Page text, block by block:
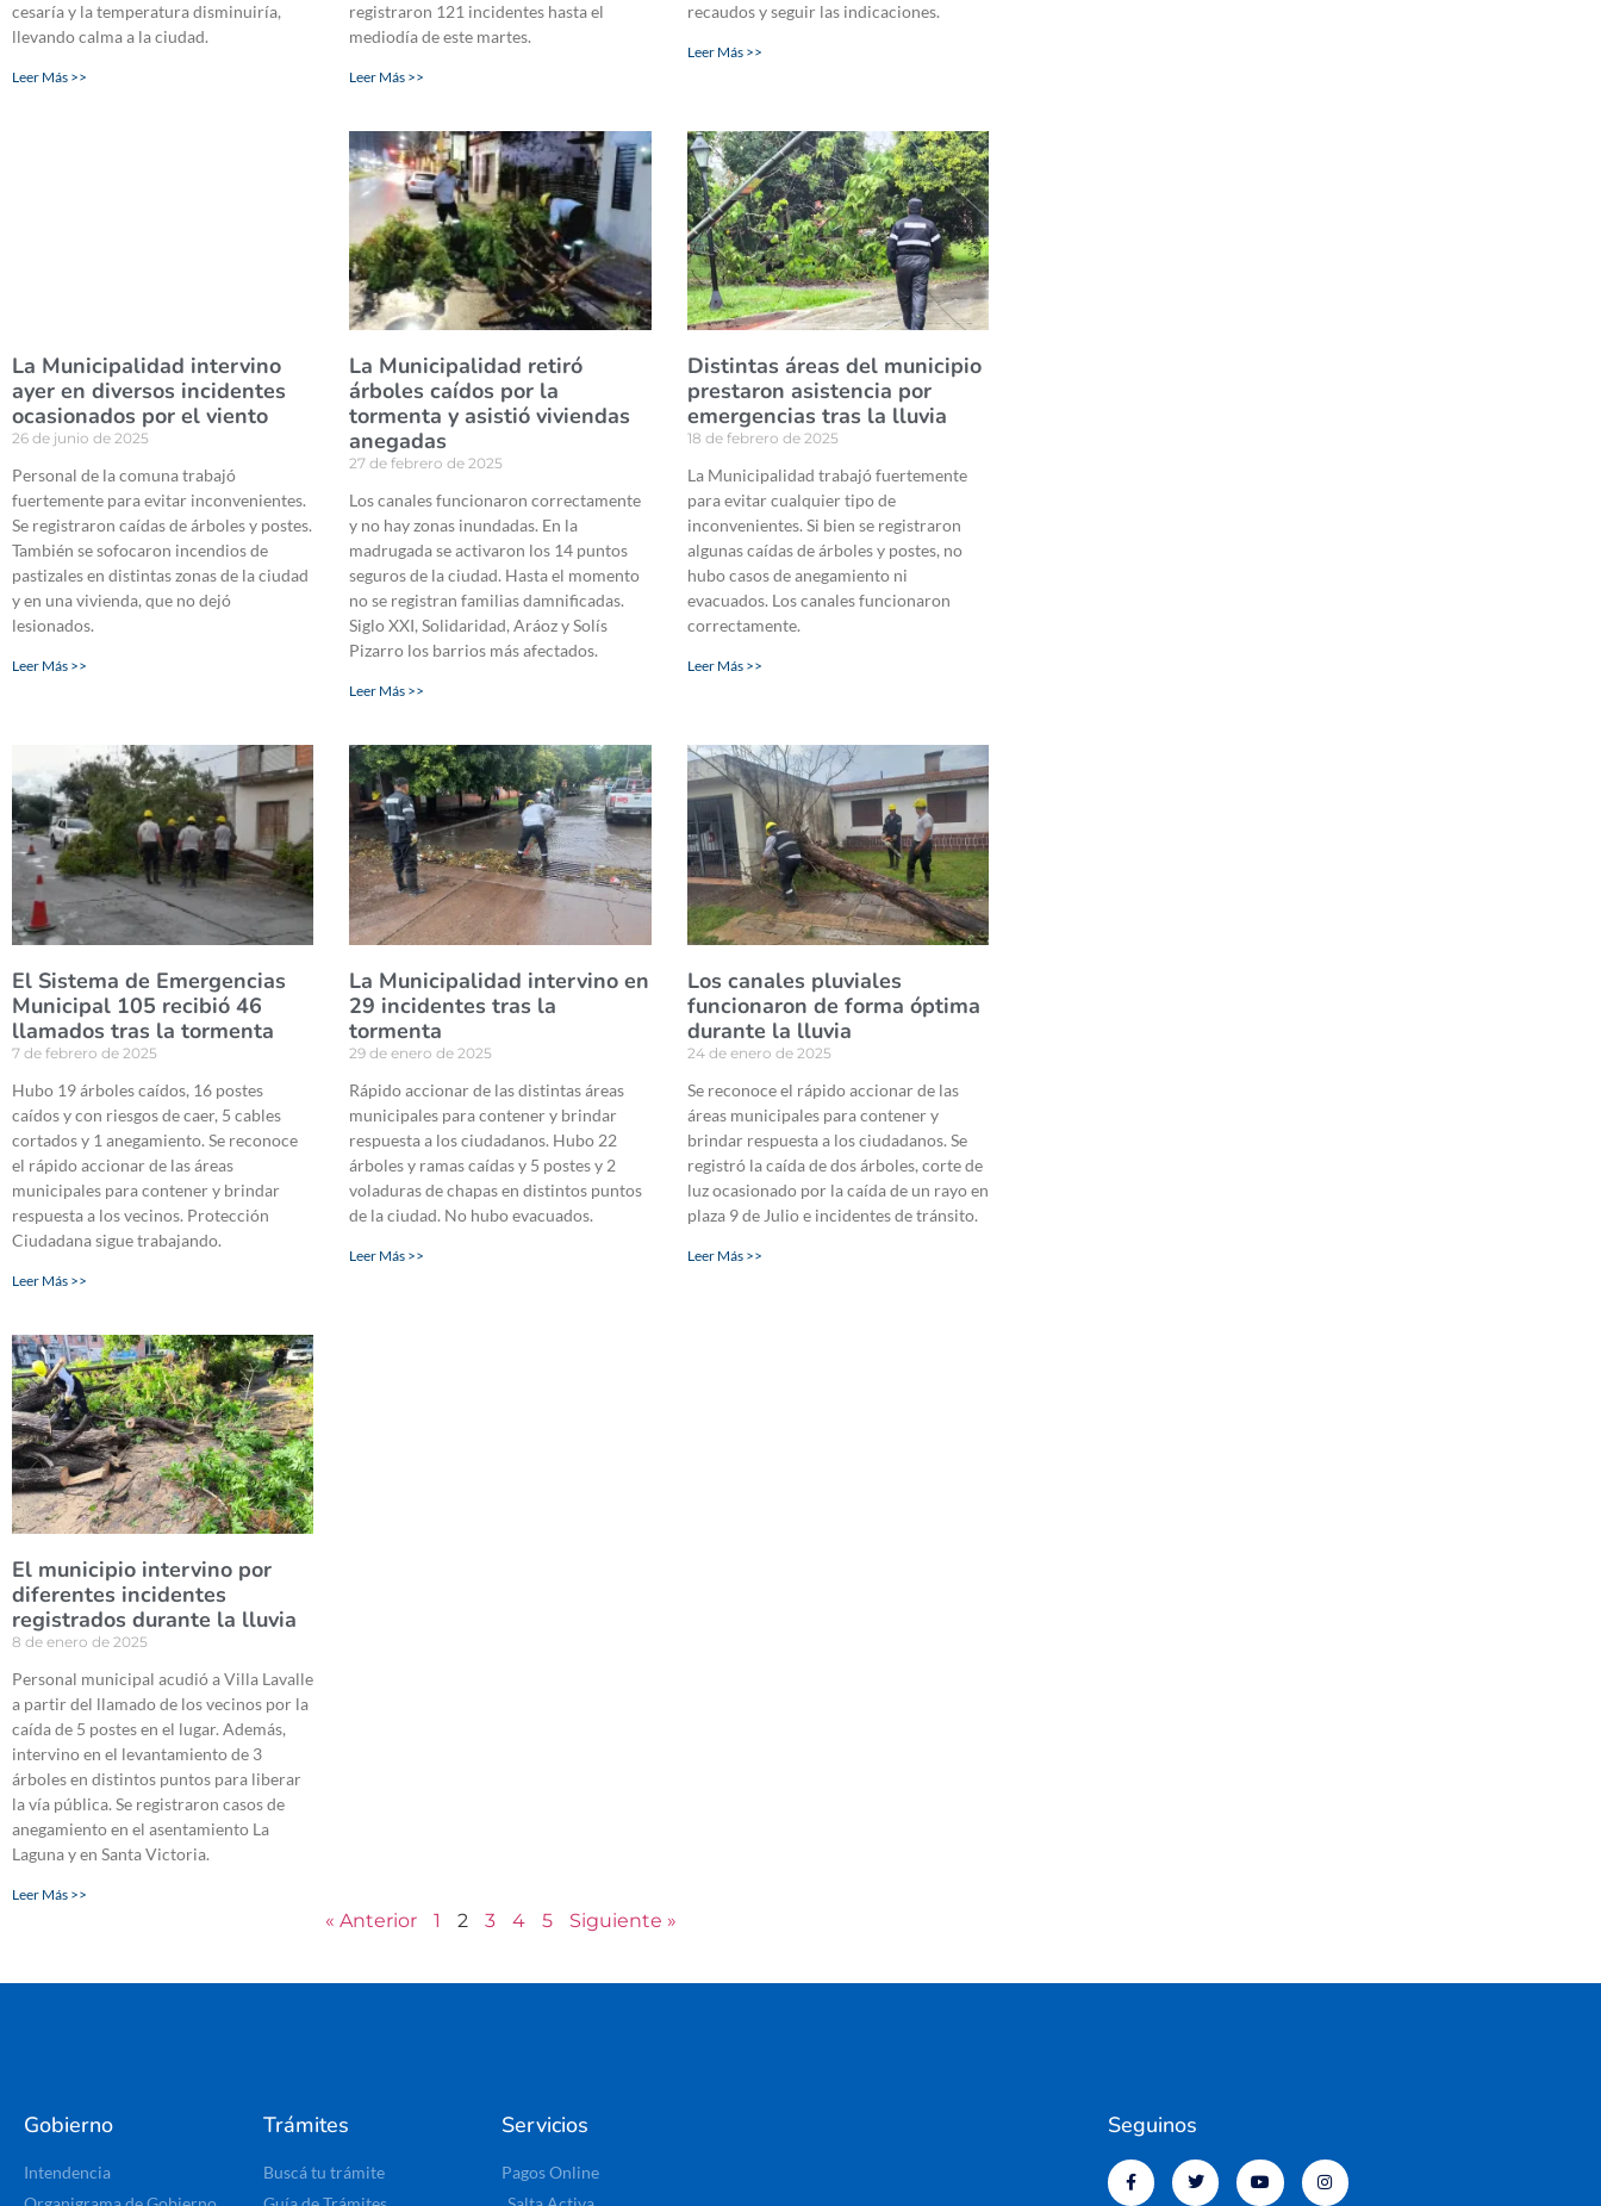
cesaría y la temperatura disminuiría,
llevando calma a la ciudad.
Leer Más >>
registraron 121 incidentes hasta el
mediodía de este martes.
Leer Más >>
recaudos y seguir las indicaciones.
Leer Más >>
La Municipalidad intervino
ayer en diversos incidentes
ocasionados por el viento
26 de junio de 2025
Personal de la comuna trabajó
fuertemente para evitar inconvenientes.
Se registraron caídas de árboles y postes.
También se sofocaron incendios de
pastizales en distintas zonas de la ciudad
y en una vivienda, que no dejó
lesionados.
Leer Más >>
La Municipalidad retiró
árboles caídos por la
tormenta y asistió viviendas
anegadas
27 de febrero de 2025
Los canales funcionaron correctamente
y no hay zonas inundadas. En la
madrugada se activaron los 14 puntos
seguros de la ciudad. Hasta el momento
no se registran familias damnificadas.
Siglo XXI, Solidaridad, Aráoz y Solís
Pizarro los barrios más afectados.
Leer Más >>
Distintas áreas del municipio
prestaron asistencia por
emergencias tras la lluvia
18 de febrero de 2025
La Municipalidad trabajó fuertemente
para evitar cualquier tipo de
inconvenientes. Si bien se registraron
algunas caídas de árboles y postes, no
hubo casos de anegamiento ni
evacuados. Los canales funcionaron
correctamente.
Leer Más >>
El Sistema de Emergencias
Municipal 105 recibió 46
llamados tras la tormenta
7 de febrero de 2025
Hubo 19 árboles caídos, 16 postes
caídos y con riesgos de caer, 5 cables
cortados y 1 anegamiento. Se reconoce
el rápido accionar de las áreas
municipales para contener y brindar
respuesta a los vecinos. Protección
Ciudadana sigue trabajando.
Leer Más >>
La Municipalidad intervino en
29 incidentes tras la
tormenta
29 de enero de 2025
Rápido accionar de las distintas áreas
municipales para contener y brindar
respuesta a los ciudadanos. Hubo 22
árboles y ramas caídas y 5 postes y 2
voladuras de chapas en distintos puntos
de la ciudad. No hubo evacuados.
Leer Más >>
Los canales pluviales
funcionaron de forma óptima
durante la lluvia
24 de enero de 2025
Se reconoce el rápido accionar de las
áreas municipales para contener y
brindar respuesta a los ciudadanos. Se
registró la caída de dos árboles, corte de
luz ocasionado por la caída de un rayo en
plaza 9 de Julio e incidentes de tránsito.
Leer Más >>
El municipio intervino por
diferentes incidentes
registrados durante la lluvia
8 de enero de 2025
Personal municipal acudió a Villa Lavalle
a partir del llamado de los vecinos por la
caída de 5 postes en el lugar. Además,
intervino en el levantamiento de 3
árboles en distintos puntos para liberar
la vía pública. Se registraron casos de
anegamiento en el asentamiento La
Laguna y en Santa Victoria.
Leer Más >>
« Anterior 1 2 3 4 5 Siguiente »
Gobierno
Intendencia
Trámites
Buscá tu trámite
Servicios
Pagos Online
Seguinos